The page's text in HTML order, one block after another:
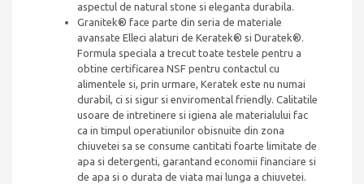
aspectul de natural stone si eleganta durabila.
Granitek® face parte din seria de materiale
avansate Elleci alaturi de Keratek® si Duratek®.
Formula speciala a trecut toate testele pentru a
obtine certificarea NSF pentru contactul cu
alimentele si, prin urmare, Keratek este nu numai
durabil, ci si sigur si enviromental friendly. Calitatile
usoare de intretinere si igiena ale materialului fac
ca in timpul operatiunilor obisnuite din zona
chiuvetei sa se consume cantitati foarte limitate de
apa si detergenti, garantand economii financiare si
de apa si o durata de viata mai lunga a chiuvetei.